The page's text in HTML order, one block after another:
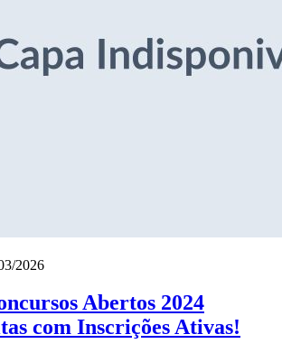
2026
Abertos 2024
com Inscrições Ativas!